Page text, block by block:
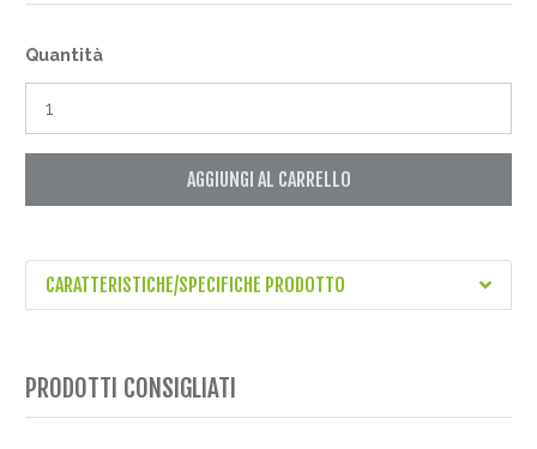
Quantità
AGGIUNGI AL CARRELLO
CARATTERISTICHE/SPECIFICHE PRODOTTO
PRODOTTI CONSIGLIATI